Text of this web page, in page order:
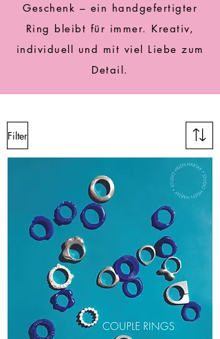
Geschenk – ein handgefertigter
Ring bleibt für immer. Kreativ,
individuell und mit viel Liebe zum
Detail.
Filter